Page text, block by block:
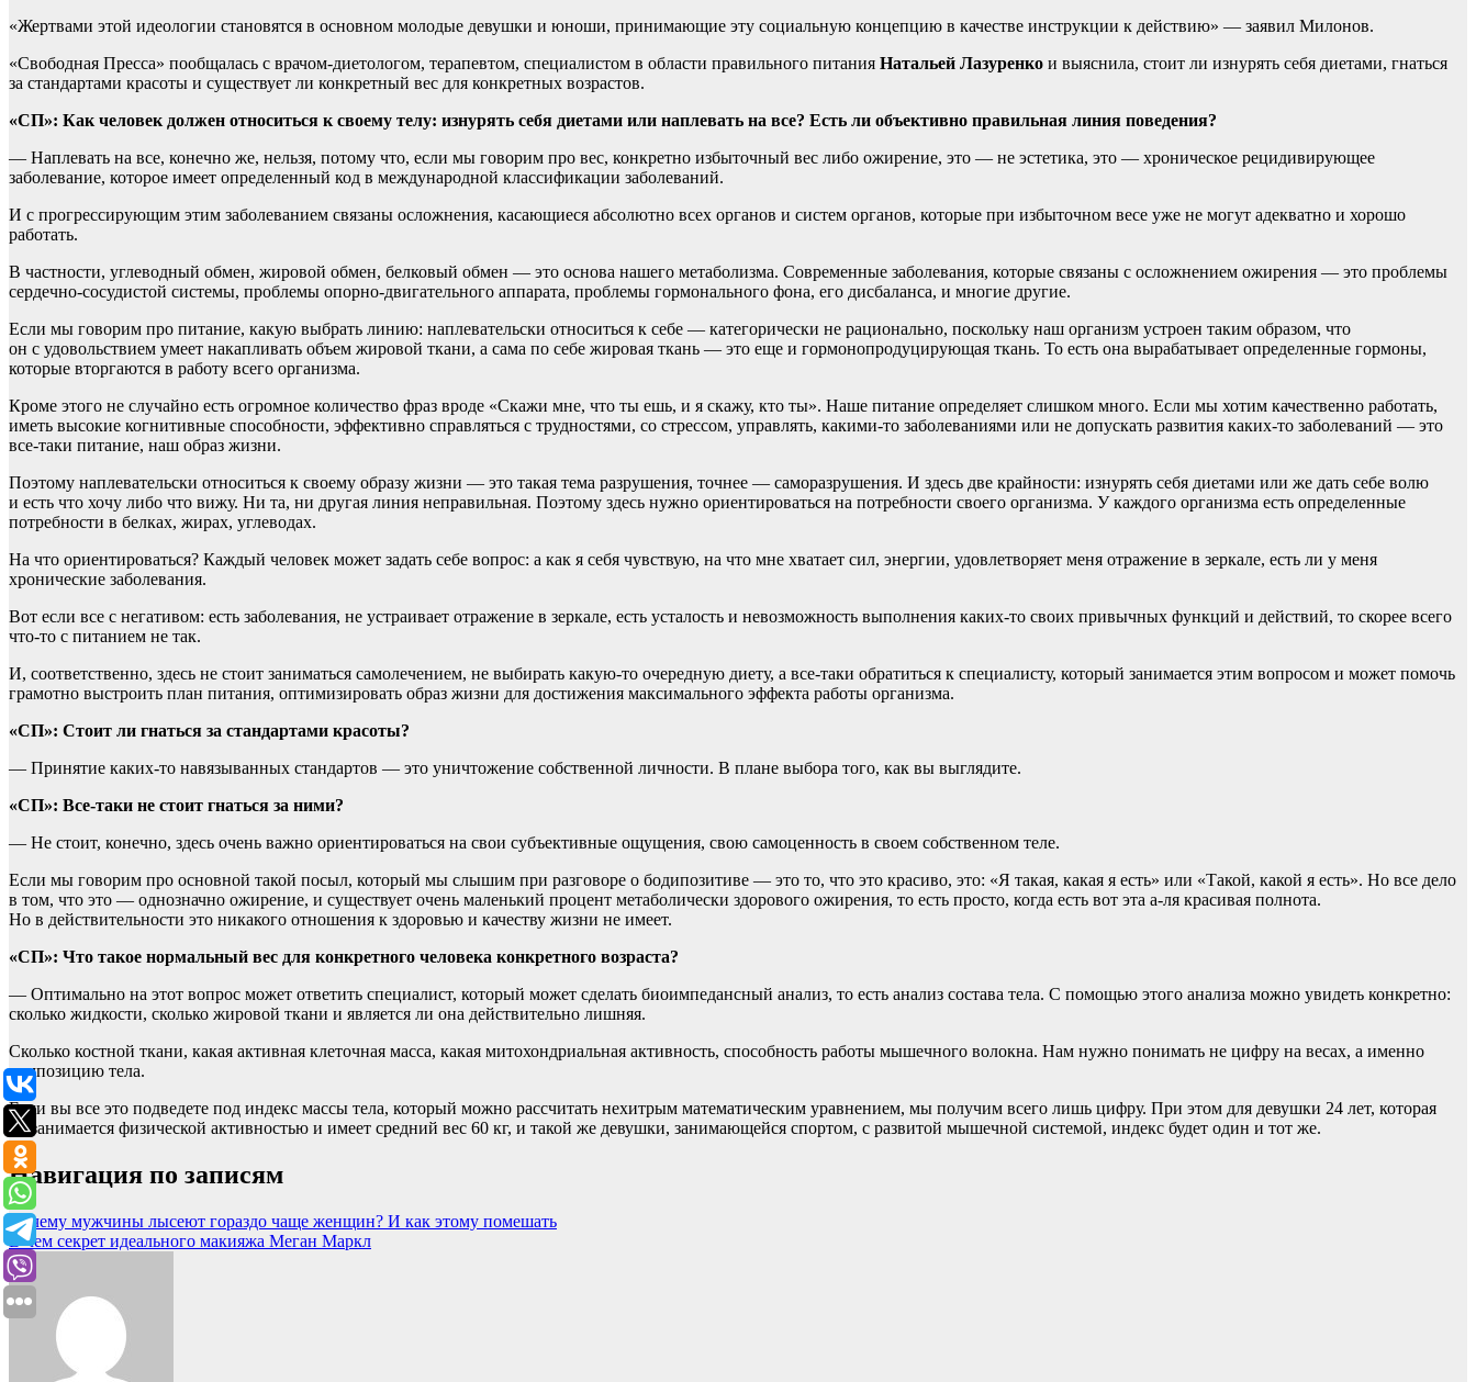
«Жертвами этой идеологии становятся в основном молодые девушки и юноши, принимающие эту социальную концепцию в качестве инструкции к действию» — заявил Милонов.
«Свободная Пресса» пообщалась с врачом-диетологом, терапевтом, специалистом в области правильного питания Натальей Лазуренко и выяснила, стоит ли изнурять себя диетами, гнаться
за стандартами красоты и существует ли конкретный вес для конкретных возрастов.
«СП»: Как человек должен относиться к своему телу: изнурять себя диетами или наплевать на все? Есть ли объективно правильная линия поведения?
— Наплевать на все, конечно же, нельзя, потому что, если мы говорим про вес, конкретно избыточный вес либо ожирение, это — не эстетика, это — хроническое рецидивирующее
заболевание, которое имеет определенный код в международной классификации заболеваний.
И с прогрессирующим этим заболеванием связаны осложнения, касающиеся абсолютно всех органов и систем органов, которые при избыточном весе уже не могут адекватно и хорошо
работать.
В частности, углеводный обмен, жировой обмен, белковый обмен — это основа нашего метаболизма. Современные заболевания, которые связаны с осложнением ожирения — это проблемы
сердечно-сосудистой системы, проблемы опорно-двигательного аппарата, проблемы гормонального фона, его дисбаланса, и многие другие.
Если мы говорим про питание, какую выбрать линию: наплевательски относиться к себе — категорически не рационально, поскольку наш организм устроен таким образом, что
он с удовольствием умеет накапливать объем жировой ткани, а сама по себе жировая ткань — это еще и гормонопродуцирующая ткань. То есть она вырабатывает определенные гормоны,
которые вторгаются в работу всего организма.
Кроме этого не случайно есть огромное количество фраз вроде «Скажи мне, что ты ешь, и я скажу, кто ты». Наше питание определяет слишком много. Если мы хотим качественно работать,
иметь высокие когнитивные способности, эффективно справляться с трудностями, со стрессом, управлять, какими-то заболеваниями или не допускать развития каких-то заболеваний — это
все-таки питание, наш образ жизни.
Поэтому наплевательски относиться к своему образу жизни — это такая тема разрушения, точнее — саморазрушения. И здесь две крайности: изнурять себя диетами или же дать себе волю
и есть что хочу либо что вижу. Ни та, ни другая линия неправильная. Поэтому здесь нужно ориентироваться на потребности своего организма. У каждого организма есть определенные
потребности в белках, жирах, углеводах.
На что ориентироваться? Каждый человек может задать себе вопрос: а как я себя чувствую, на что мне хватает сил, энергии, удовлетворяет меня отражение в зеркале, есть ли у меня
хронические заболевания.
Вот если все с негативом: есть заболевания, не устраивает отражение в зеркале, есть усталость и невозможность выполнения каких-то своих привычных функций и действий, то скорее всего
что-то с питанием не так.
И, соответственно, здесь не стоит заниматься самолечением, не выбирать какую-то очередную диету, а все-таки обратиться к специалисту, который занимается этим вопросом и может помочь
грамотно выстроить план питания, оптимизировать образ жизни для достижения максимального эффекта работы организма.
«СП»: Стоит ли гнаться за стандартами красоты?
— Принятие каких-то навязыванных стандартов — это уничтожение собственной личности. В плане выбора того, как вы выглядите.
«СП»: Все-таки не стоит гнаться за ними?
— Не стоит, конечно, здесь очень важно ориентироваться на свои субъективные ощущения, свою самоценность в своем собственном теле.
Если мы говорим про основной такой посыл, который мы слышим при разговоре о бодипозитиве — это то, что это красиво, это: «Я такая, какая я есть» или «Такой, какой я есть». Но все дело
в том, что это — однозначно ожирение, и существует очень маленький процент метаболически здорового ожирения, то есть просто, когда есть вот эта а-ля красивая полнота.
Но в действительности это никакого отношения к здоровью и качеству жизни не имеет.
«СП»: Что такое нормальный вес для конкретного человека конкретного возраста?
— Оптимально на этот вопрос может ответить специалист, который может сделать биоимпедансный анализ, то есть анализ состава тела. С помощью этого анализа можно увидеть конкретно:
сколько жидкости, сколько жировой ткани и является ли она действительно лишняя.
Сколько костной ткани, какая активная клеточная масса, какая митохондриальная активность, способность работы мышечного волокна. Нам нужно понимать не цифру на весах, а именно
композицию тела.
Если вы все это подведете под индекс массы тела, который можно рассчитать нехитрым математическим уравнением, мы получим всего лишь цифру. При этом для девушки 24 лет, которая
не занимается физической активностью и имеет средний вес 60 кг, и такой же девушки, занимающейся спортом, с развитой мышечной системой, индекс будет один и тот же.
Навигация по записям
Почему мужчины лысеют гораздо чаще женщин? И как этому помешать
В чем секрет идеального макияжа Меган Маркл